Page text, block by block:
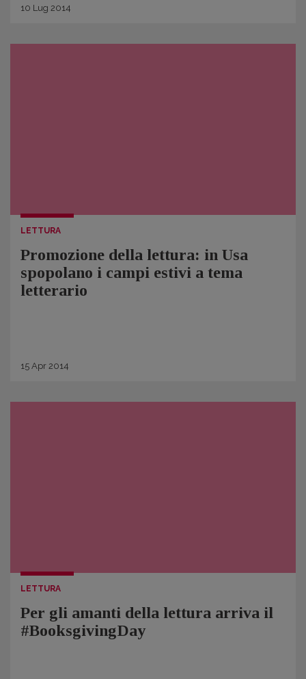
10 Lug 2014
LETTURA
Promozione della lettura: in Usa
spopolano i campi estivi a tema
letterario
15 Apr 2014
LETTURA
Per gli amanti della lettura arriva il
#BooksgivingDay